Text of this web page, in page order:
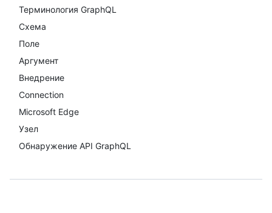
Терминология GraphQL
Схема
Поле
Аргумент
Внедрение
Connection
Microsoft Edge
Узел
Обнаружение API GraphQL